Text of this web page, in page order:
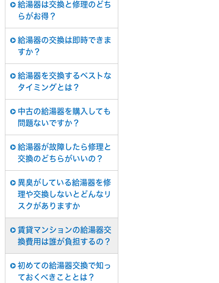
給湯器は交換と修理のどち
らがお得？
給湯器の交換は即時できま
すか？
給湯器を交換するベストな
タイミングとは？
中古の給湯器を購入しても
問題ないですか？
給湯器が故障したら修理と
交換のどちらがいいの？
異臭がしている給湯器を修
理や交換しないとどんなリ
スクがありますか
賃貸マンションの給湯器交
換費用は誰が負担するの？
初めての給湯器交換で知っ
ておくべきこととは？